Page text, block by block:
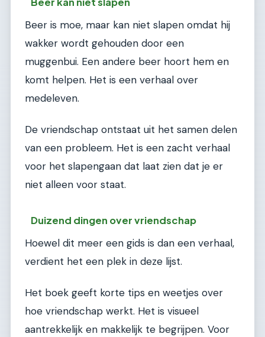
Beer is moe, maar kan niet slapen omdat hij
wakker wordt gehouden door een
muggenbui. Een andere beer hoort hem en
komt helpen. Het is een verhaal over
medeleven.
De vriendschap ontstaat uit het samen delen
van een probleem. Het is een zacht verhaal
voor het slapengaan dat laat zien dat je er
niet alleen voor staat.
Duizend dingen over vriendschap
Hoewel dit meer een gids is dan een verhaal,
verdient het een plek in deze lijst.
Het boek geeft korte tips en weetjes over
hoe vriendschap werkt. Het is visueel
aantrekkelijk en makkelijk te begrijpen. Voor